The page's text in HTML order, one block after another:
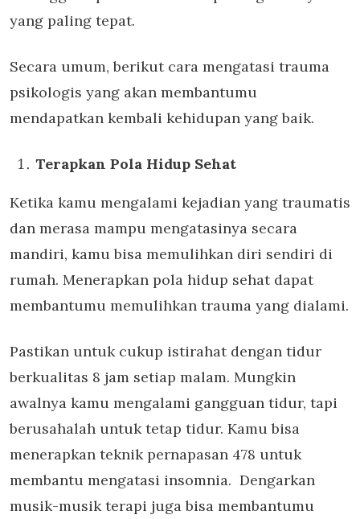
yang paling tepat.
Secara umum, berikut cara mengatasi trauma
psikologis yang akan membantumu
mendapatkan kembali kehidupan yang baik.
Terapkan Pola Hidup Sehat
Ketika kamu mengalami kejadian yang traumatis
dan merasa mampu mengatasinya secara
mandiri, kamu bisa memulihkan diri sendiri di
rumah. Menerapkan pola hidup sehat dapat
membantumu memulihkan trauma yang dialami.
Pastikan untuk cukup istirahat dengan tidur
berkualitas 8 jam setiap malam. Mungkin
awalnya kamu mengalami gangguan tidur, tapi
berusahalah untuk tetap tidur. Kamu bisa
menerapkan teknik pernapasan 478 untuk
membantu mengatasi insomnia. Dengarkan
musik-musik terapi juga bisa membantumu